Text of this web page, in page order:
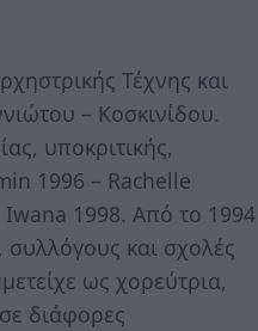
Τέχνης και
– Κοσκινίδου.
υποκριτικής,
1996 – Rachelle
1998. Από το 1994
συλλόγους και σχολές
ως χορεύτρια,
διάφορες